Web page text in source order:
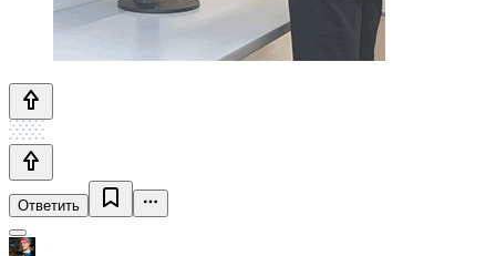
Ответить